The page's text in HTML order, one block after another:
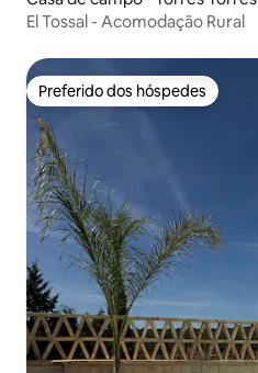
El Tossal - Acomodação Rural
Preferido dos hóspedes
Preferido dos hóspedes